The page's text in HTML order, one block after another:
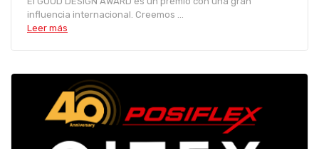
influencia internacional. Creemos ...
Leer más